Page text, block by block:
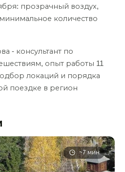
прозрачный воздух,
количество
- консультант по
опыт работы 11
локаций и порядка
поездке в регион
~7 мин